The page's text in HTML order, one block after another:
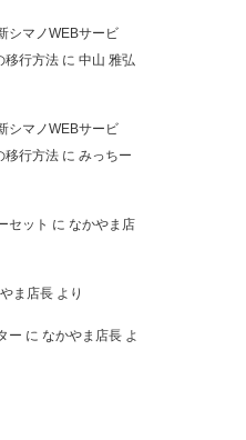
シマノWEBサービ
行方法 に 中山 雅弘
シマノWEBサービ
行方法 に みっちー
セット に なかやま店
ま店長 より
ー に なかやま店長 よ